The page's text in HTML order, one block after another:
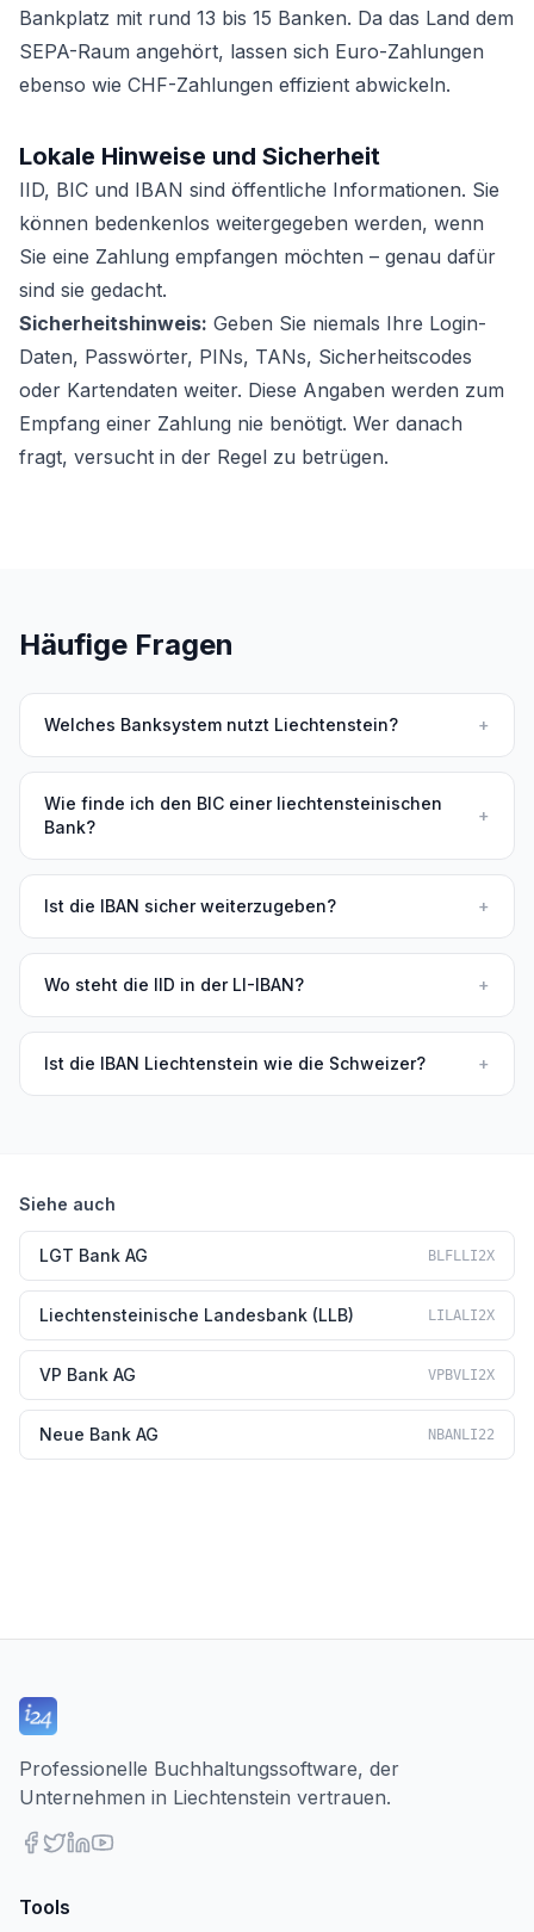
Bankplatz mit rund 13 bis 15 Banken. Da das Land dem
SEPA-Raum angehört, lassen sich Euro-Zahlungen
ebenso wie CHF-Zahlungen effizient abwickeln.
Lokale Hinweise und Sicherheit
IID, BIC und IBAN sind öffentliche Informationen. Sie
können bedenkenlos weitergegeben werden, wenn
Sie eine Zahlung empfangen möchten – genau dafür
sind sie gedacht.
Sicherheitshinweis: Geben Sie niemals Ihre Login-
Daten, Passwörter, PINs, TANs, Sicherheitscodes
oder Kartendaten weiter. Diese Angaben werden zum
Empfang einer Zahlung nie benötigt. Wer danach
fragt, versucht in der Regel zu betrügen.
Häufige Fragen
Welches Banksystem nutzt Liechtenstein? +
Wie finde ich den BIC einer liechtensteinischen
Bank?
+
Ist die IBAN sicher weiterzugeben? +
Wo steht die IID in der LI-IBAN? +
Ist die IBAN Liechtenstein wie die Schweizer? +
Siehe auch
LGT Bank AG BLFLLI2X
Liechtensteinische Landesbank (LLB) LILALI2X
VP Bank AG VPBVLI2X
Neue Bank AG NBANLI22
Professionelle Buchhaltungssoftware, der
Unternehmen in Liechtenstein vertrauen.
Tools